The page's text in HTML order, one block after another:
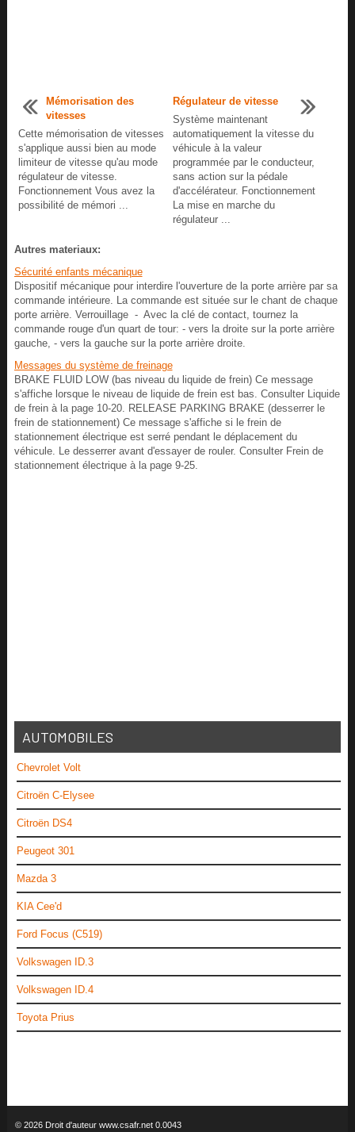
Mémorisation des
vitesses
Cette mémorisation de vitesses
s'applique aussi bien au mode
limiteur de vitesse qu'au mode
régulateur de vitesse.
Fonctionnement Vous avez la
possibilité de mémori ...
Régulateur de vitesse
Système maintenant
automatiquement la vitesse du
véhicule à la valeur
programmée par le conducteur,
sans action sur la pédale
d'accélérateur. Fonctionnement
La mise en marche du
régulateur ...
Autres materiaux:
Sécurité enfants mécanique
Dispositif mécanique pour interdire l'ouverture de la porte arrière par sa
commande intérieure. La commande est située sur le chant de chaque
porte arrière. Verrouillage - Avec la clé de contact, tournez la
commande rouge d'un quart de tour: - vers la droite sur la porte arrière
gauche, - vers la gauche sur la porte arrière droite.
Messages du système de freinage
BRAKE FLUID LOW (bas niveau du liquide de frein) Ce message
s'affiche lorsque le niveau de liquide de frein est bas. Consulter Liquide
de frein à la page 10‑20. RELEASE PARKING BRAKE (desserrer le
frein de stationnement) Ce message s'affiche si le frein de
stationnement électrique est serré pendant le déplacement du
véhicule. Le desserrer avant d'essayer de rouler. Consulter Frein de
stationnement électrique à la page 9‑25.
AUTOMOBILES
Chevrolet Volt
Citroën C-Elysee
Citroën DS4
Peugeot 301
Mazda 3
KIA Cee'd
Ford Focus (C519)
Volkswagen ID.3
Volkswagen ID.4
Toyota Prius
© 2026 Droit d'auteur www.csafr.net 0.0043